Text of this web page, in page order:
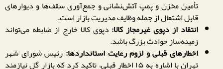
تأمین مخزن و پمپ آتش‌نشانی و جمع‌آوری سقف‌ها و دیوارهای
قابل اشتعال از جمله وظایف مدیریت بازار است.
انتقاد از دپوی غیرمجاز کالا: دپوی کالا خارج از ضابطه می‌تواند
زمینه‌ساز حوادث بزرگ باشد.
اخطارهای قبلی و لزوم رعایت استانداردها: رئیس شورای شهر
تهران با اشاره به ۱۵ اخطار قبلی، تاکید کرد که بازار گل نیازمند